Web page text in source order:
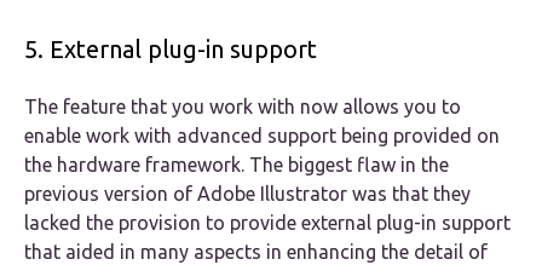
5. External plug-in support
The feature that you work with now allows you to
enable work with advanced support being provided on
the hardware framework. The biggest flaw in the
previous version of Adobe Illustrator was that they
lacked the provision to provide external plug-in support
that aided in many aspects in enhancing the detail of